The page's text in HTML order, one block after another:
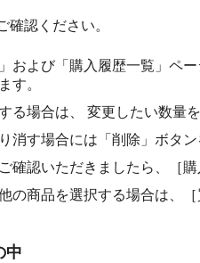
確認ください。
」および「購入履歴一覧」ペ
す。
る場合は、 変更したい数量
消す場合には「削除」ボタン
確認いただきましたら、［
の商品を選択する場合は、
中